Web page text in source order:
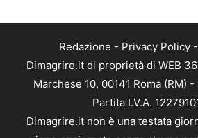
Redazione - Privacy Policy-
Dimagrire.it di proprietà di WEB
Marchese 10, 00141 Roma (RM)
Partita I.V.A.
Dimagrire.it non è una testata